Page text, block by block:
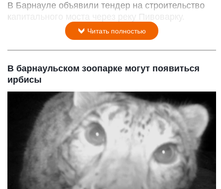
В Барнауле объявили тендер на строительство
капитального моста через реку Пивоварку.
Читать полностью
В барнаульском зоопарке могут появиться
ирбисы